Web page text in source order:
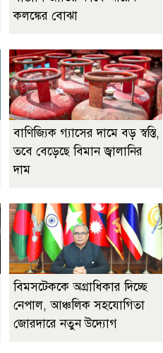
কলঙ্কের বোঝা
বাণিজ্যিক গ্যাসের দামে বড় স্বস্তি,
তবে বেড়েছে বিমান জ্বালানির
দাম
বিমসটেককে অগ্রাধিকার দিচ্ছে
নেপাল, আঞ্চলিক সহযোগিতা
জোরদারে নতুন উদ্যোগ